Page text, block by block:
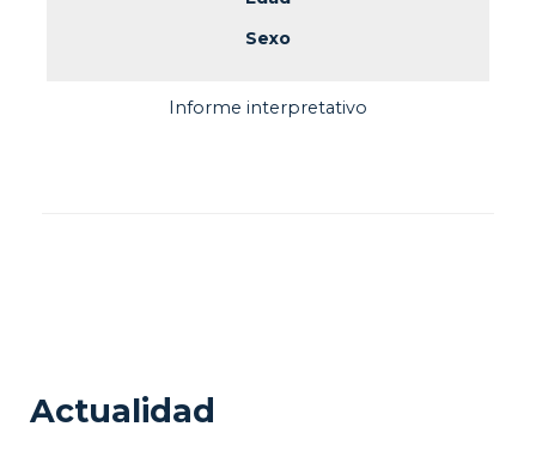
Sexo
Informe interpretativo
Actualidad